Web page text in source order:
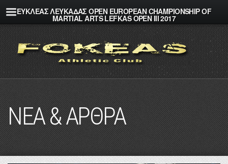
ΕΥΚΛΕΑΣ ΛΕΥΚΑΔΑΣ OPEN EUROPEAN CHAMPIONSHIP OF
MARTIAL ARTS LEFKAS OPEN III 2017
ΝΕΑ & ΑΡΘΡΑ